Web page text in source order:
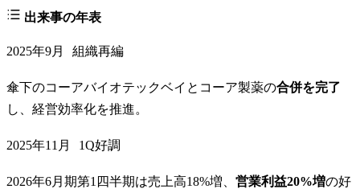
出来事の年表
2025年9月 組織再編
傘下のコーアバイオテックベイとコーア製薬の合併を完了
し、経営効率化を推進。
2025年11月 1Q好調
2026年6月期第1四半期は売上高18%増、 営業利益20%増の好